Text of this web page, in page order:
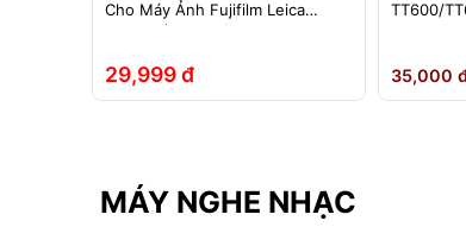
Cho Máy Ảnh Fujifilm Leica
Contax (Ren Xoáy)
29,999 đ
TT600/
35,000
MÁY NGHE NHẠC